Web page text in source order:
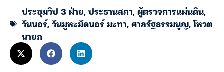
ประชุมวิป 3 ฝ่าย,ประธานสภา,ผู้ตรวจการแผ่นดิน,
วันนอร์,วันมูหะมัดนอร์ มะทา,ศาลรัฐธรรมนูญ,โหวต
นายก